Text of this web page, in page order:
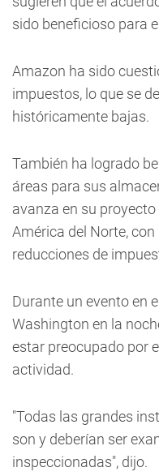
sido beneficioso para
Amazon ha sido
impuestos, lo que se
históricamente bajas.
También ha logrado
áreas para sus
avanza en su
América del Norte,
reducciones de
Durante un evento en
Washington en la
estar preocupado por
actividad.
"Todas las grandes
son y deberían ser
inspeccionadas", dijo.